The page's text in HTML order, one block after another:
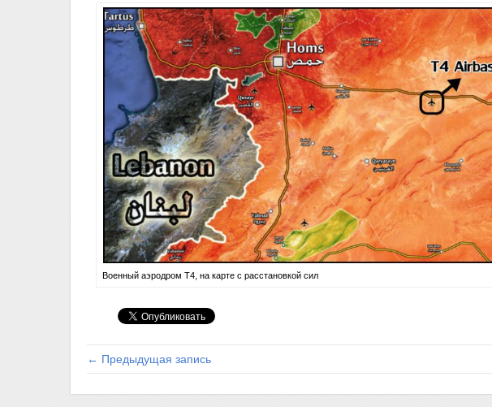
Военный аэродром Т4, на карте с расстановкой сил
← Предыдущая запись